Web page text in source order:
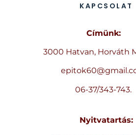
KAPCSOLAT
Címünk:
3000 Hatvan, Horváth
06-37/343-743.
Nyitvatartás: